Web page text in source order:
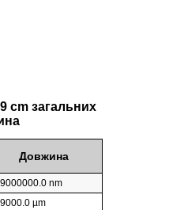
cm загальних
Довжина
nm
µm